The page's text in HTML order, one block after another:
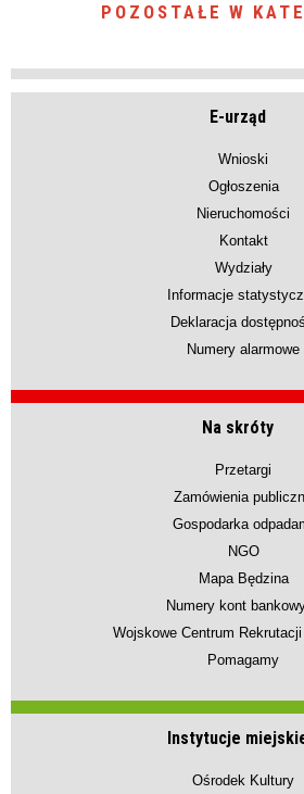
POZOSTAŁE W
E-urząd
Wnioski
Ogłoszenia
Nieruchomości
Kontakt
Wydziały
Informacje
Deklaracja
Numery alarmowe
Na skróty
Przetargi
Zamówienia
Gospodarka
NGO
Mapa Będzina
Numery kont
Wojskowe Centrum
Pomagamy
Instytucje
Ośrodek Kultury